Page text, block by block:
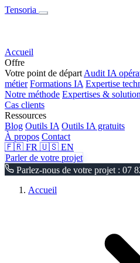
Tensoria
Accueil
Offre
Votre point de départ Audit IA
métier Formations IA Expertise
Notre méthode Expertises &
Cas clients
Ressources
Blog Outils IA Outils IA gratuits
À propos Contact
🇫🇷 FR 🇺🇸 EN
Parler de votre projet
Parlez-nous de votre projet : 07
Accueil